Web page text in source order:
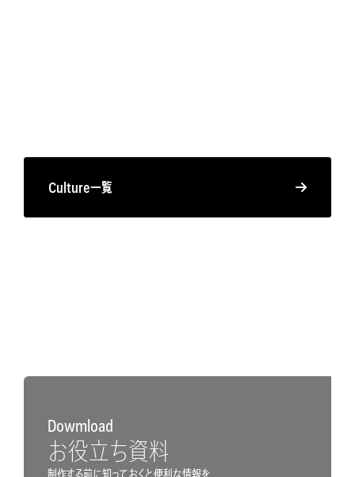
Culture一覧
Dowmload
お役立ち資料
制作する前に知っておくと便利な情報を